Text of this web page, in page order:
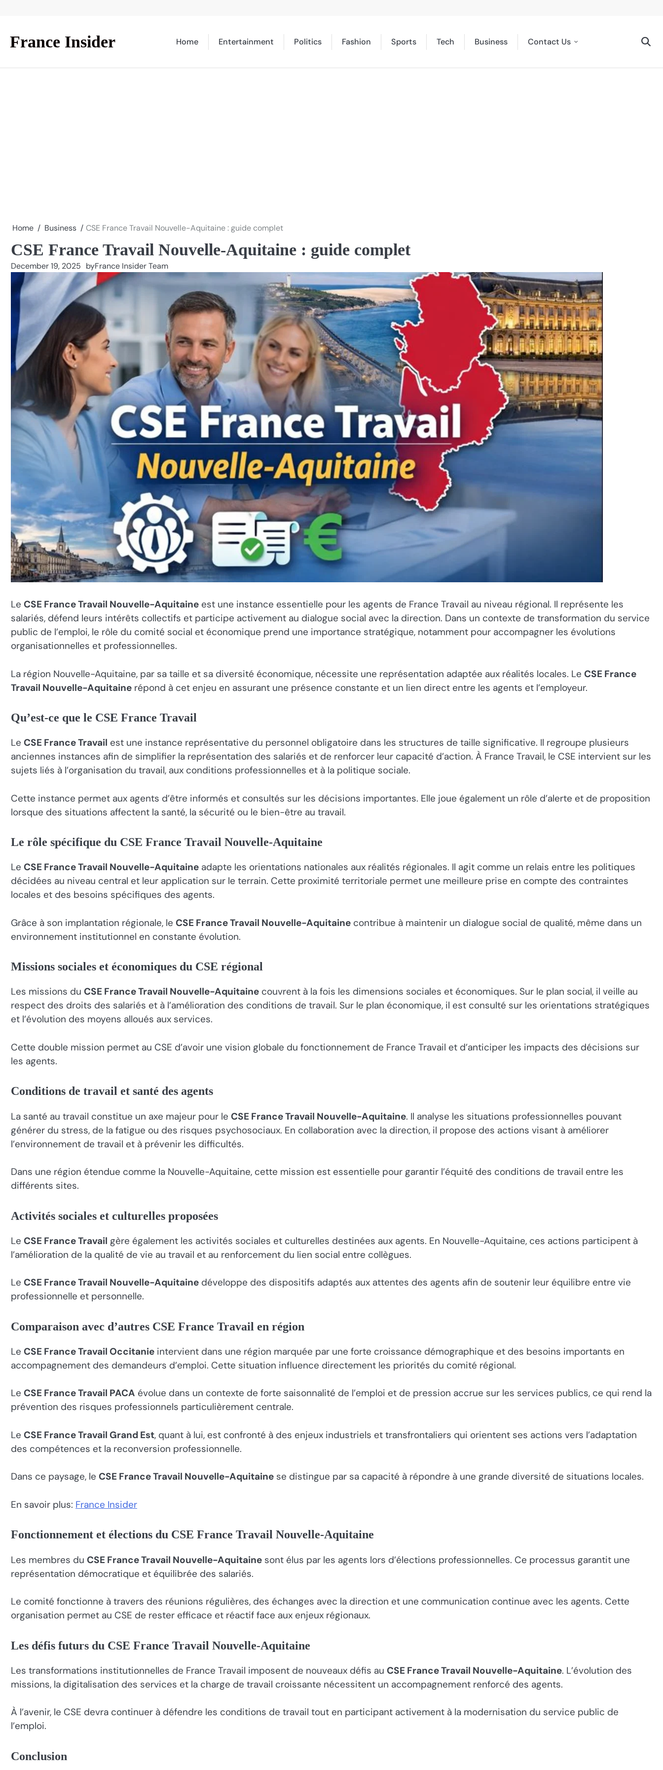
France Insider Home Entertainment Politics Fashion Sports Tech Business Contact Us
Home Business CSE France Travail Nouvelle-Aquitaine : guide complet
CSE France Travail Nouvelle-Aquitaine : guide complet
December 19, 2025 byFrance Insider Team
Le CSE France Travail Nouvelle-Aquitaine est une instance essentielle pour les agents de France Travail au niveau régional. Il représente les
salariés, défend leurs intérêts collectifs et participe activement au dialogue social avec la direction. Dans un contexte de transformation du service
public de l’emploi, le rôle du comité social et économique prend une importance stratégique, notamment pour accompagner les évolutions
organisationnelles et professionnelles.
La région Nouvelle-Aquitaine, par sa taille et sa diversité économique, nécessite une représentation adaptée aux réalités locales. Le CSE France
Travail Nouvelle-Aquitaine répond à cet enjeu en assurant une présence constante et un lien direct entre les agents et l’employeur.
Qu’est-ce que le CSE France Travail
Le CSE France Travail est une instance représentative du personnel obligatoire dans les structures de taille significative. Il regroupe plusieurs
anciennes instances afin de simplifier la représentation des salariés et de renforcer leur capacité d’action. À France Travail, le CSE intervient sur les
sujets liés à l’organisation du travail, aux conditions professionnelles et à la politique sociale.
Cette instance permet aux agents d’être informés et consultés sur les décisions importantes. Elle joue également un rôle d’alerte et de proposition
lorsque des situations affectent la santé, la sécurité ou le bien-être au travail.
Le rôle spécifique du CSE France Travail Nouvelle-Aquitaine
Le CSE France Travail Nouvelle-Aquitaine adapte les orientations nationales aux réalités régionales. Il agit comme un relais entre les politiques
décidées au niveau central et leur application sur le terrain. Cette proximité territoriale permet une meilleure prise en compte des contraintes
locales et des besoins spécifiques des agents.
Grâce à son implantation régionale, le CSE France Travail Nouvelle-Aquitaine contribue à maintenir un dialogue social de qualité, même dans un
environnement institutionnel en constante évolution.
Missions sociales et économiques du CSE régional
Les missions du CSE France Travail Nouvelle-Aquitaine couvrent à la fois les dimensions sociales et économiques. Sur le plan social, il veille au
respect des droits des salariés et à l’amélioration des conditions de travail. Sur le plan économique, il est consulté sur les orientations stratégiques
et l’évolution des moyens alloués aux services.
Cette double mission permet au CSE d’avoir une vision globale du fonctionnement de France Travail et d’anticiper les impacts des décisions sur
les agents.
Conditions de travail et santé des agents
La santé au travail constitue un axe majeur pour le CSE France Travail Nouvelle-Aquitaine. Il analyse les situations professionnelles pouvant
générer du stress, de la fatigue ou des risques psychosociaux. En collaboration avec la direction, il propose des actions visant à améliorer
l’environnement de travail et à prévenir les difficultés.
Dans une région étendue comme la Nouvelle-Aquitaine, cette mission est essentielle pour garantir l’équité des conditions de travail entre les
différents sites.
Activités sociales et culturelles proposées
Le CSE France Travail gère également les activités sociales et culturelles destinées aux agents. En Nouvelle-Aquitaine, ces actions participent à
l’amélioration de la qualité de vie au travail et au renforcement du lien social entre collègues.
Le CSE France Travail Nouvelle-Aquitaine développe des dispositifs adaptés aux attentes des agents afin de soutenir leur équilibre entre vie
professionnelle et personnelle.
Comparaison avec d’autres CSE France Travail en région
Le CSE France Travail Occitanie intervient dans une région marquée par une forte croissance démographique et des besoins importants en
accompagnement des demandeurs d’emploi. Cette situation influence directement les priorités du comité régional.
Le CSE France Travail PACA évolue dans un contexte de forte saisonnalité de l’emploi et de pression accrue sur les services publics, ce qui rend la
prévention des risques professionnels particulièrement centrale.
Le CSE France Travail Grand Est, quant à lui, est confronté à des enjeux industriels et transfrontaliers qui orientent ses actions vers l’adaptation
des compétences et la reconversion professionnelle.
Dans ce paysage, le CSE France Travail Nouvelle-Aquitaine se distingue par sa capacité à répondre à une grande diversité de situations locales.
En savoir plus: France Insider
Fonctionnement et élections du CSE France Travail Nouvelle-Aquitaine
Les membres du CSE France Travail Nouvelle-Aquitaine sont élus par les agents lors d’élections professionnelles. Ce processus garantit une
représentation démocratique et équilibrée des salariés.
Le comité fonctionne à travers des réunions régulières, des échanges avec la direction et une communication continue avec les agents. Cette
organisation permet au CSE de rester efficace et réactif face aux enjeux régionaux.
Les défis futurs du CSE France Travail Nouvelle-Aquitaine
Les transformations institutionnelles de France Travail imposent de nouveaux défis au CSE France Travail Nouvelle-Aquitaine. L’évolution des
missions, la digitalisation des services et la charge de travail croissante nécessitent un accompagnement renforcé des agents.
À l’avenir, le CSE devra continuer à défendre les conditions de travail tout en participant activement à la modernisation du service public de
l’emploi.
Conclusion